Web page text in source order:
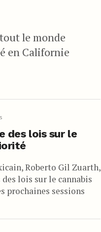
le monde
en Californie
des lois sur le
Roberto Gil Zuarth,
lois sur le cannabis
prochaines sessions